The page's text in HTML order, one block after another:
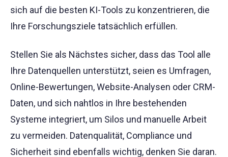
sich auf die besten KI-Tools zu konzentrieren, die
Ihre Forschungsziele tatsächlich erfüllen.
Stellen Sie als Nächstes sicher, dass das Tool alle
Ihre Datenquellen unterstützt, seien es Umfragen,
Online-Bewertungen, Website-Analysen oder CRM-
Daten, und sich nahtlos in Ihre bestehenden
Systeme integriert, um Silos und manuelle Arbeit
zu vermeiden. Datenqualität, Compliance und
Sicherheit sind ebenfalls wichtig, denken Sie daran.